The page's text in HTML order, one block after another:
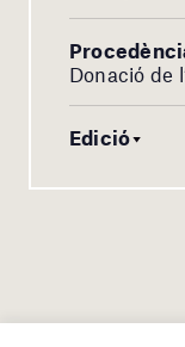
Donació de
Edició